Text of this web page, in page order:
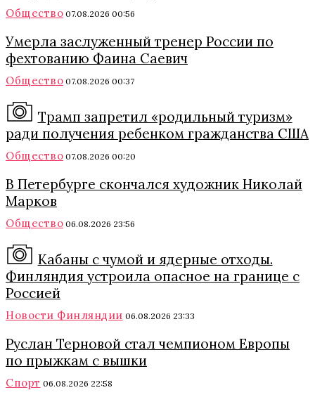
Общество 07.08.2026 00:56
Умерла заслуженный тренер России по
фехтованию Фаина Саевич
Общество 07.08.2026 00:37
Трамп запретил «родильный туризм»
ради получения ребенком гражданства США
Общество 07.08.2026 00:20
В Петербурге скончался художник Николай
Марков
Общество 06.08.2026 23:56
Кабаны с чумой и ядерные отходы.
Финляндия устроила опасное на границе с
Россией
Новости Финляндии 06.08.2026 23:33
Руслан Терновой стал чемпионом Европы
по прыжкам с вышки
Спорт 06.08.2026 22:58